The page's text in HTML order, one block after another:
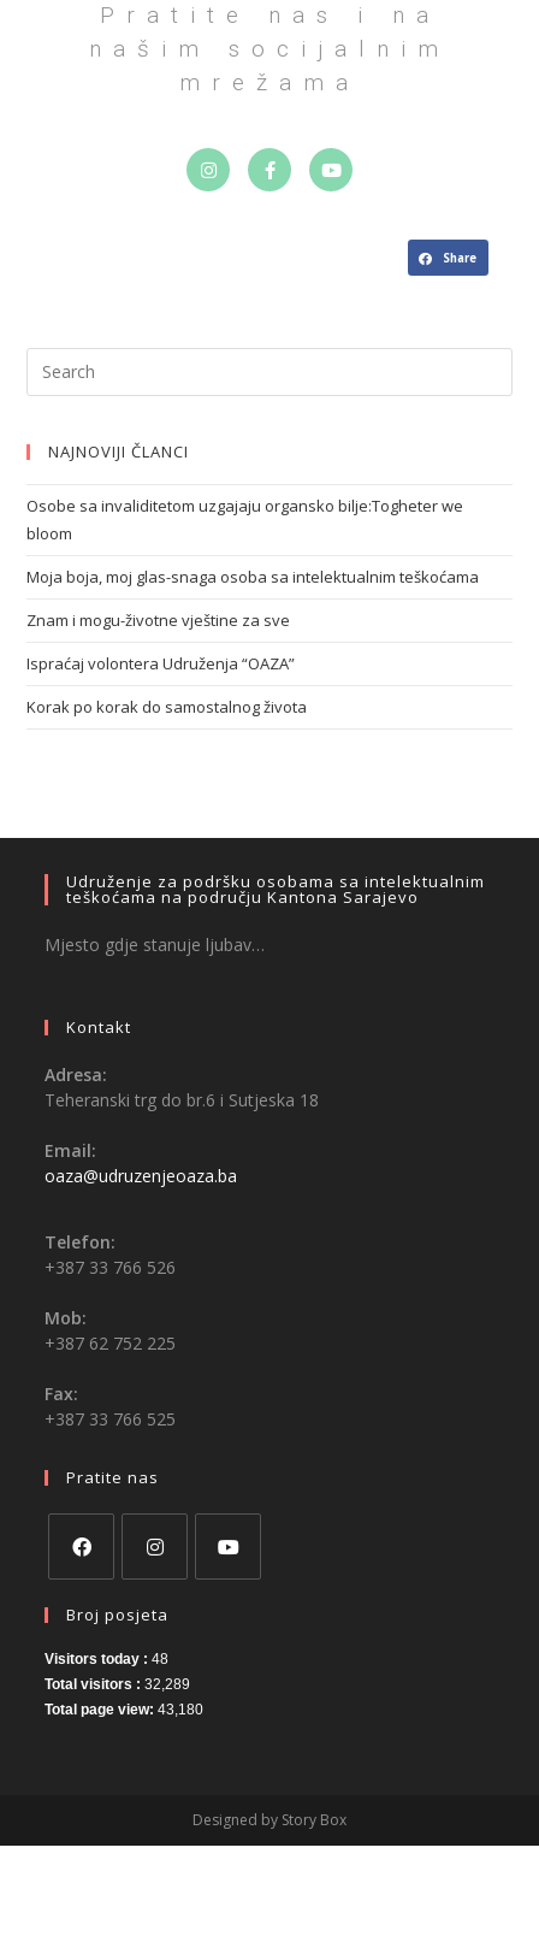
Pratite nas i na
našim socijalnim
mrežama
Share
NAJNOVIJI ČLANCI
Osobe sa invaliditetom uzgajaju organsko bilje:Togheter we
bloom
Moja boja, moj glas-snaga osoba sa intelektualnim teškoćama
Znam i mogu-životne vještine za sve
Ispraćaj volontera Udruženja “OAZA”
Korak po korak do samostalnog života
Udruženje za podršku osobama sa intelektualnim
teškoćama na području Kantona Sarajevo
Mjesto gdje stanuje ljubav…
Kontakt
Adresa:
Teheranski trg do br.6 i Sutjeska 18
Email:
oaza@udruzenjeoaza.ba
Telefon:
+387 33 766 526
Mob:
+387 62 752 225
Fax:
+387 33 766 525
Pratite nas
Broj posjeta
Visitors today :48
Total visitors :32,289
Total page view:43,180
Designed by Story Box